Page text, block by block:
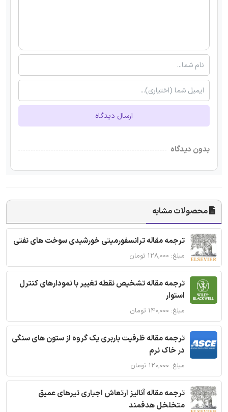
ارسال دیدگاه
بدون دیدگاه
محصولات مشابه
ترجمه مقاله ترانسفورمیتی خورشیدی سوخت های نفتی
مبلغ: ۱۲۸,۰۰۰ تومان
ترجمه مقاله تشخیص نقطه تغییر با نمودارهای کنترل
استوار
مبلغ: ۱۴۰,۰۰۰ تومان
ترجمه مقاله ظرفیت باربری یک گروه از ستون های سنگی
در خاک نرم
مبلغ: ۱۲۰,۰۰۰ تومان
ترجمه مقاله آنالیز ارتعاش اجباری تیرهای عمیق
متخلخل هدفمند